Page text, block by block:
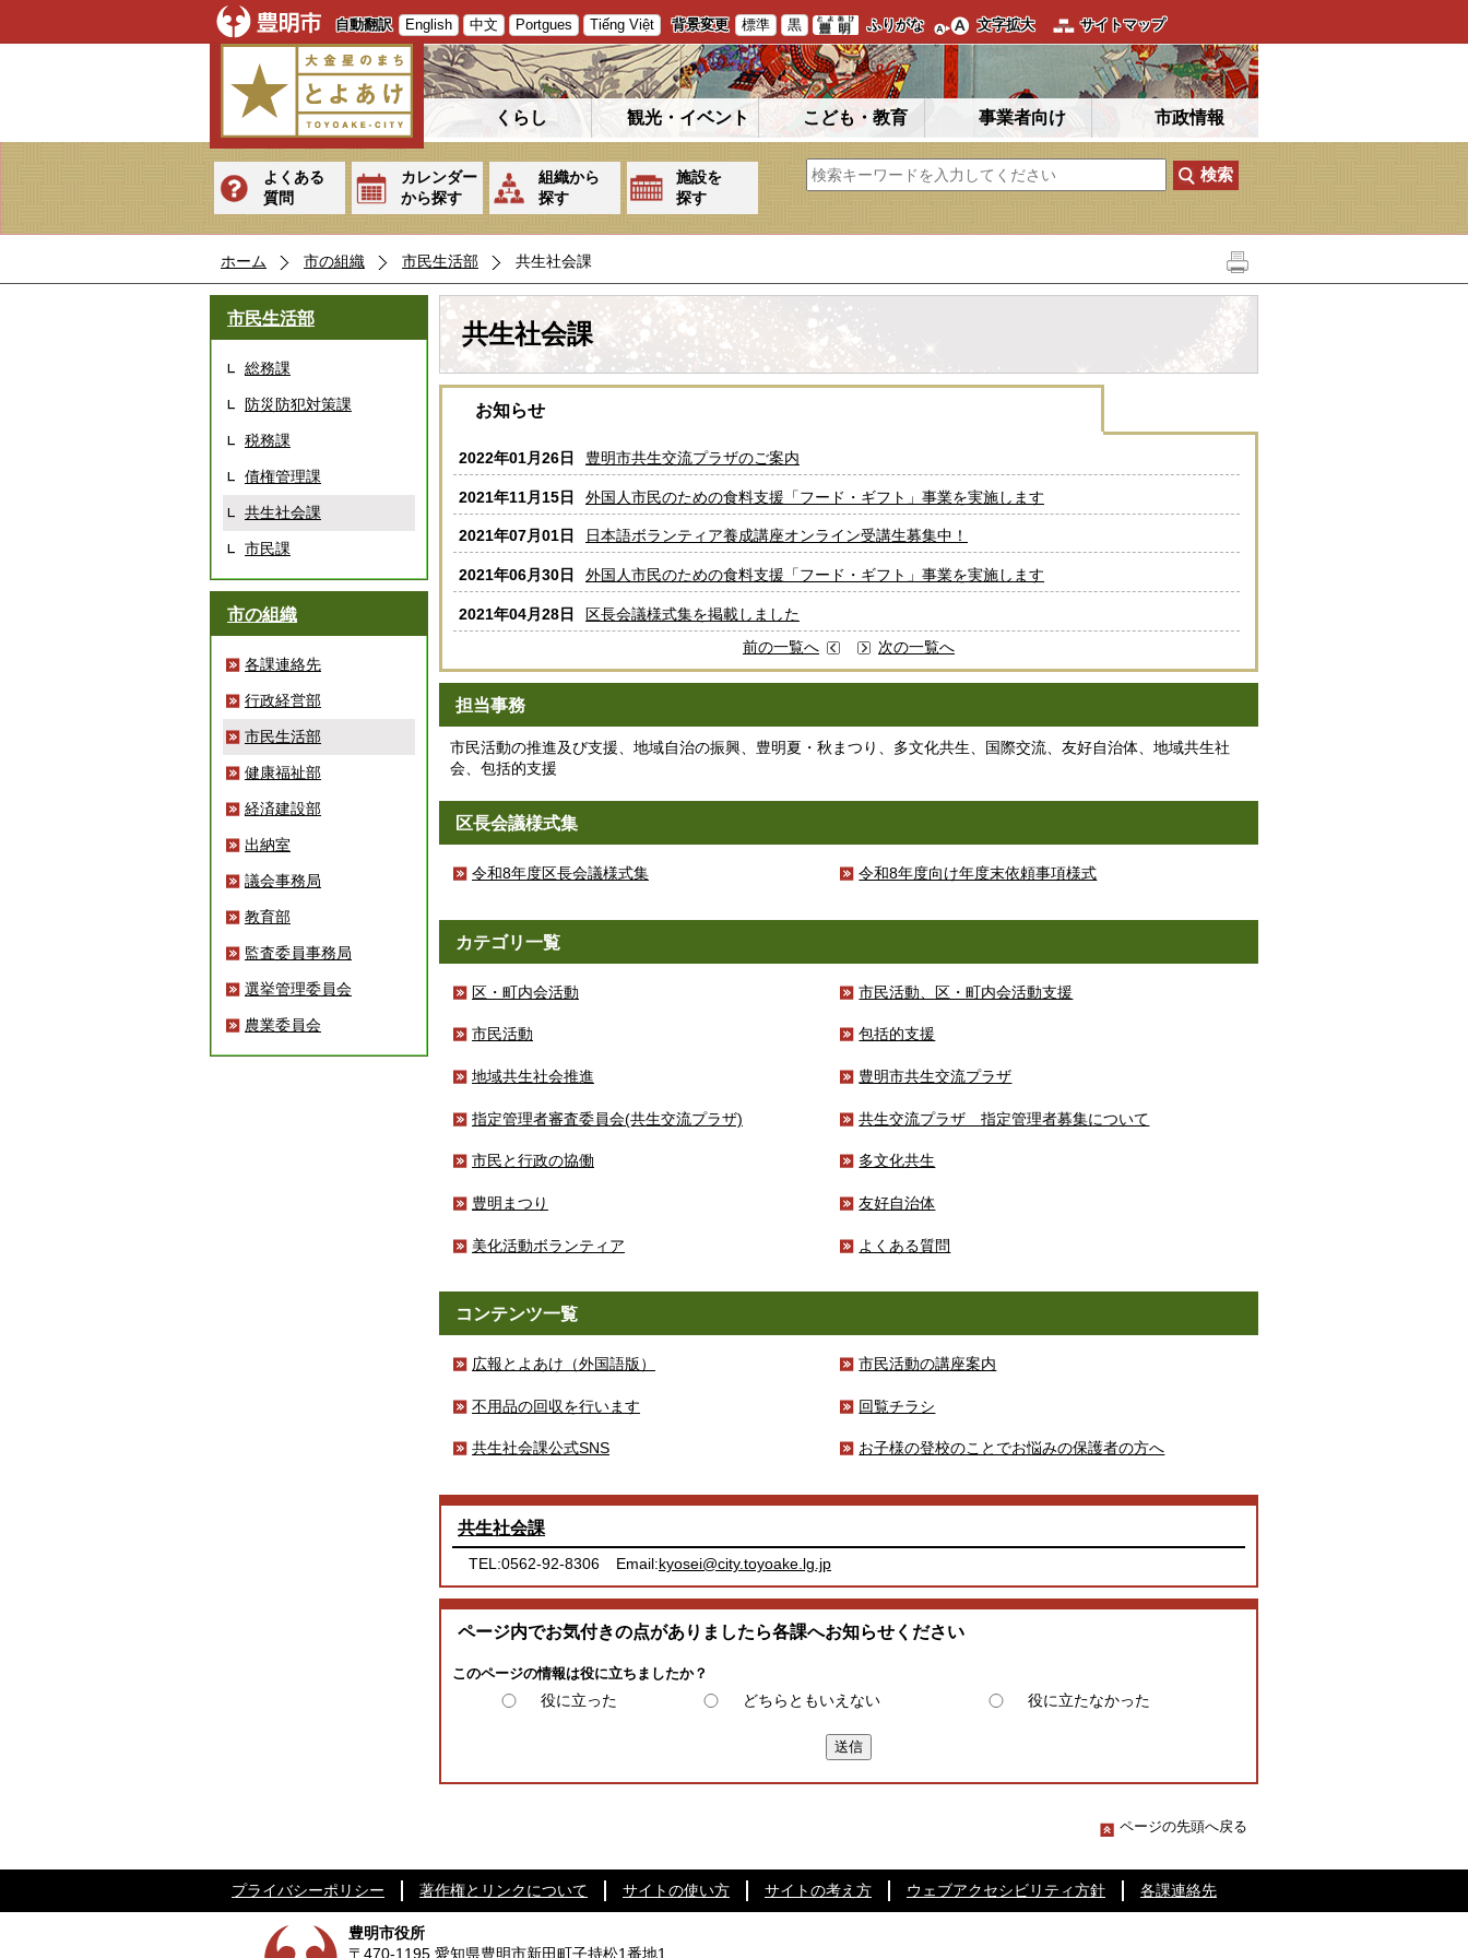
自動翻訳 English 中文 Portgues Tiếng Việt 背景変更 標準 黒 ふりがな 文字拡大 サイトマップ
くらし 観光・イベント こども・教育 事業者向け 市政情報
よくある
質問
カレンダー
から探す
組織から
探す
施設を
探す
ホーム 市の組織 市民生活部 共生社会課
市民生活部
総務課
防災防犯対策課
税務課
債権管理課
共生社会課
市民課
市の組織
各課連絡先
行政経営部
市民生活部
健康福祉部
経済建設部
出納室
議会事務局
教育部
監査委員事務局
選挙管理委員会
農業委員会
共生社会課
お知らせ
2022年01月26日 豊明市共生交流プラザのご案内
2021年11月15日 外国人市民のための食料支援「フード・ギフト」事業を実施します
2021年07月01日 日本語ボランティア養成講座オンライン受講生募集中！
2021年06月30日 外国人市民のための食料支援「フード・ギフト」事業を実施します
2021年04月28日
区長会議様式集を掲載しました
前の一覧へ
次の一覧へ
担当事務
市民活動の推進及び支援、地域自治の振興、豊明夏・秋まつり、多文化共生、国際交流、友好自治体、地域共生社
会、包括的支援
区長会議様式集
令和8年度区長会議様式集 令和8年度向け年度末依頼事項様式
カテゴリ一覧
区・町内会活動 市民活動、区・町内会活動支援
市民活動 包括的支援
地域共生社会推進 豊明市共生交流プラザ
指定管理者審査委員会(共生交流プラザ) 共生交流プラザ 指定管理者募集について
市民と行政の協働 多文化共生
豊明まつり 友好自治体
美化活動ボランティア よくある質問
コンテンツ一覧
広報とよあけ（外国語版） 市民活動の講座案内
不用品の回収を行います 回覧チラシ
共生社会課公式SNS お子様の登校のことでお悩みの保護者の方へ
共生社会課
TEL:0562-92-8306 Email:kyosei@city.toyoake.lg.jp
ページ内でお気付きの点がありましたら各課へお知らせください
このページの情報は役に立ちましたか？
役に立った どちらともいえない 役に立たなかった
ページの先頭へ戻る
プライバシーポリシー 著作権とリンクについて サイトの使い方 サイトの考え方 ウェブアクセシビリティ方針 各課連絡先
豊明市役所
〒470-1195 愛知県豊明市新田町子持松1番地1